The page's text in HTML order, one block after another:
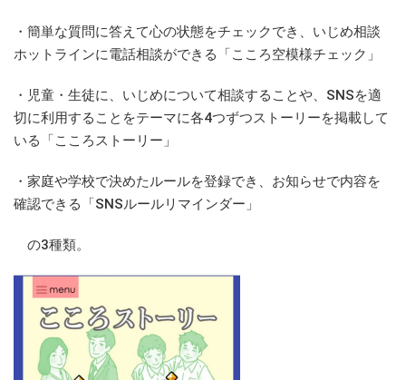
・簡単な質問に答えて心の状態をチェックでき、いじめ相談
ホットラインに電話相談ができる「こころ空模様チェック」
・児童・生徒に、いじめについて相談することや、SNSを適
切に利用することをテーマに各4つずつストーリーを掲載して
いる「こころストーリー」
・家庭や学校で決めたルールを登録でき、お知らせで内容を
確認できる「SNSルールリマインダー」
の3種類。